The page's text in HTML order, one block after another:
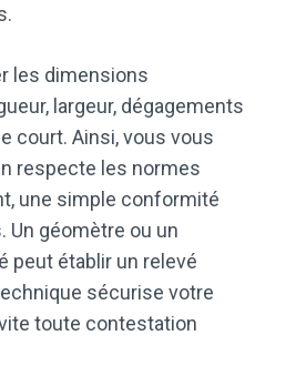
les dimensions
largeur, dégagements
court. Ainsi, vous vous
respecte les normes
une simple conformité
Un géomètre ou un
peut établir un relevé
sécurise votre
toute contestation